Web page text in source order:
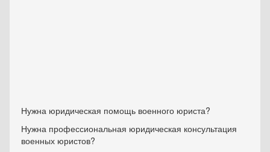
Нужна юридическая помощь военного юриста?
Нужна профессиональная юридическая консультация
военных юристов?